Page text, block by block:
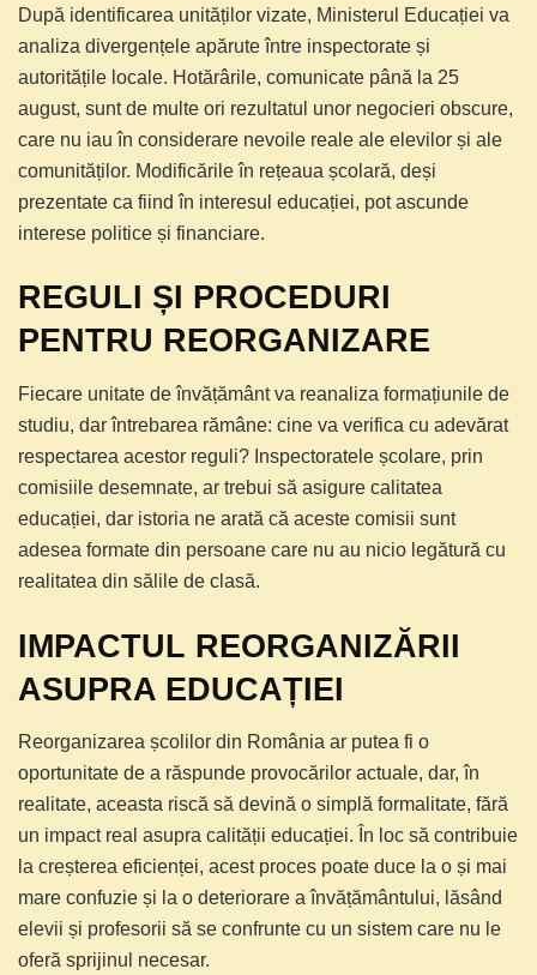
După identificarea unităților vizate, Ministerul Educației va
analiza divergențele apărute între inspectorate și
autoritățile locale. Hotărârile, comunicate până la 25
august, sunt de multe ori rezultatul unor negocieri obscure,
care nu iau în considerare nevoile reale ale elevilor și ale
comunităților. Modificările în rețeaua școlară, deși
prezentate ca fiind în interesul educației, pot ascunde
interese politice și financiare.
REGULI ȘI PROCEDURI
PENTRU REORGANIZARE
Fiecare unitate de învățământ va reanaliza formațiunile de
studiu, dar întrebarea rămâne: cine va verifica cu adevărat
respectarea acestor reguli? Inspectoratele școlare, prin
comisiile desemnate, ar trebui să asigure calitatea
educației, dar istoria ne arată că aceste comisii sunt
adesea formate din persoane care nu au nicio legătură cu
realitatea din sălile de clasă.
IMPACTUL REORGANIZĂRII
ASUPRA EDUCAȚIEI
Reorganizarea școlilor din România ar putea fi o
oportunitate de a răspunde provocărilor actuale, dar, în
realitate, aceasta riscă să devină o simplă formalitate, fără
un impact real asupra calității educației. În loc să contribuie
la creșterea eficienței, acest proces poate duce la o și mai
mare confuzie și la o deteriorare a învățământului, lăsând
elevii și profesorii să se confrunte cu un sistem care nu le
oferă sprijinul necesar.